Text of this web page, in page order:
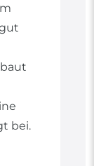
bei.